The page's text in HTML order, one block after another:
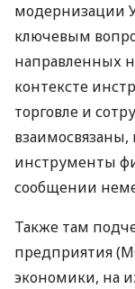
модернизации
ключевым
направленных
контексте
торговле и
инструменты
сообщении
Также там
предприятия
экономики, на